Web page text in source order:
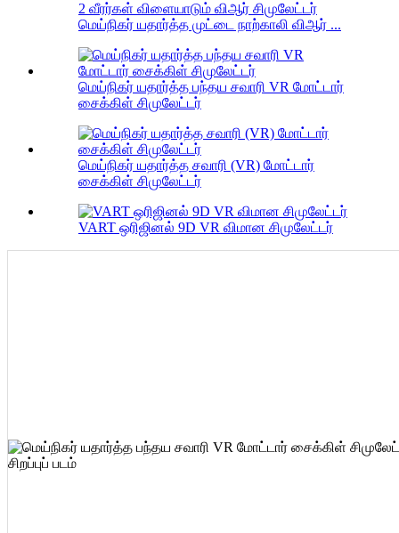
2 வீரர்கள் விளையாடும் விஆர் சிமுலேட்டர்
மெய்நிகர் யதார்த்த முட்டை நாற்காலி விஆர் ...
மெய்நிகர் யதார்த்த பந்தய சவாரி VR மோட்டார்
சைக்கிள் சிமுலேட்டர்
மெய்நிகர் யதார்த்த சவாரி (VR) மோட்டார்
சைக்கிள் சிமுலேட்டர்
VART ஒரிஜினல் 9D VR விமான சிமுலேட்டர்